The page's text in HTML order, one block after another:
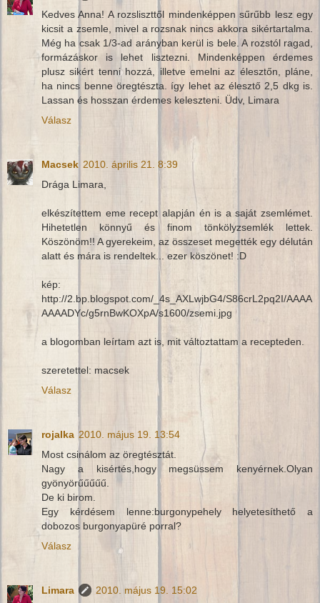
Kedves Anna! A rozsliszttől mindenképpen sűrűbb lesz egy
kicsit a zsemle, mivel a rozsnak nincs akkora sikértartalma.
Még ha csak 1/3-ad arányban kerül is bele. A rozstól ragad,
formázáskor is lehet lisztezni. Mindenképpen érdemes
plusz sikért tenni hozzá, illetve emelni az élesztőn, pláne,
ha nincs benne öregtészta. így lehet az élesztő 2,5 dkg is.
Lassan és hosszan érdemes keleszteni. Üdv, Limara
Válasz
Macsek 2010. április 21. 8:39
Drága Limara,
elkészítettem eme recept alapján én is a saját zsemlémet.
Hihetetlen könnyű és finom tönkölyzsemlék lettek.
Köszönöm!! A gyerekeim, az összeset megették egy délután
alatt és mára is rendeltek... ezer köszönet! :D
kép:
http://2.bp.blogspot.com/_4s_AXLwjbG4/S86crL2pq2I/AAAA
AAAADYc/g5rnBwKOXpA/s1600/zsemi.jpg
a blogomban leírtam azt is, mit változtattam a recepteden.
szeretettel: macsek
Válasz
rojalka 2010. május 19. 13:54
Most csinálom az öregtésztát.
Nagy a kisértés,hogy megsüssem kenyérnek.Olyan
gyönyörűűűűű.
De ki birom.
Egy kérdésem lenne:burgonypehely helyetesíthető a
dobozos burgonyapüré porral?
Válasz
Limara
2010. május 19. 15:02